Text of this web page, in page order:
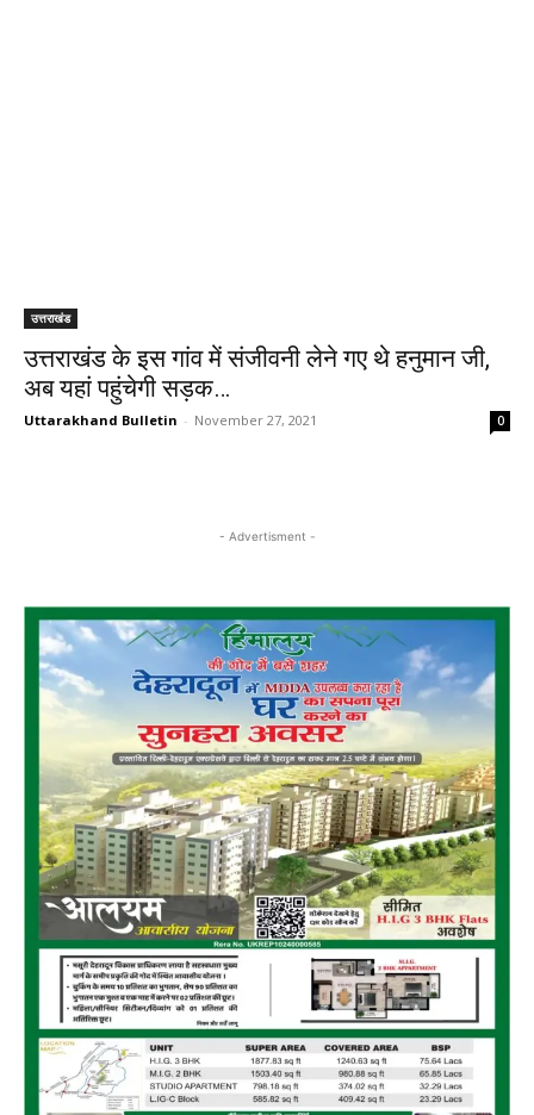
उत्तराखंड
उत्तराखंड के इस गांव में संजीवनी लेने गए थे हनुमान जी,
अब यहां पहुंचेगी सड़क…
Uttarakhand Bulletin - November 27, 2021 0
- Advertisment -